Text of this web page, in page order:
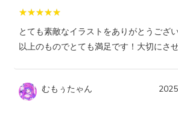
とても素敵なイラストをありがとうござ
以上のものでとても満足です！大切にさ
むもぅたゃん